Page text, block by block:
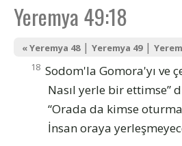
Yeremya 49:18
« Yeremya 48| Yeremya 49|
18 Sodom'la Gomora'yı ve
Nasıl yerle bir ettimse”
“Orada da kimse
İnsan oraya